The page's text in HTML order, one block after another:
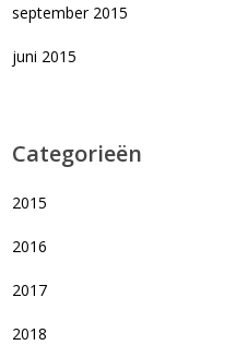
september 2015
juni 2015
Categorieën
2015
2016
2017
2018